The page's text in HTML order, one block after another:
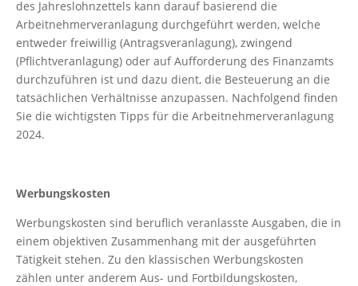
des Jahreslohnzettels kann darauf basierend die
Arbeitnehmerveranlagung durchgeführt werden, welche
entweder freiwillig (Antragsveranlagung), zwingend
(Pflichtveranlagung) oder auf Aufforderung des Finanzamts
durchzuführen ist und dazu dient, die Besteuerung an die
tatsächlichen Verhältnisse anzupassen. Nachfolgend finden
Sie die wichtigsten Tipps für die Arbeitnehmerveranlagung
2024.
Werbungskosten
Werbungskosten sind beruflich veranlasste Ausgaben, die in
einem objektiven Zusammenhang mit der ausgeführten
Tätigkeit stehen. Zu den klassischen Werbungskosten
zählen unter anderem Aus- und Fortbildungskosten,